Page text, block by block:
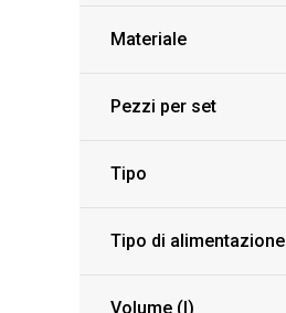
Materiale
Pezzi per set
Tipo
Tipo di alimentazione
Volume (l)